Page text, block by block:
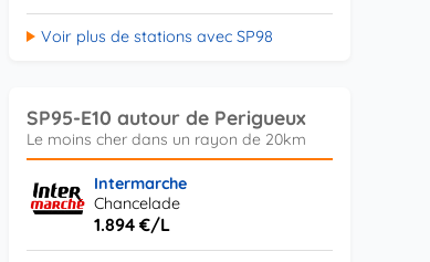
Voir plus de stations avec SP98
SP95-E10 autour de Perigueux
Intermarche
Chancelade
1.894 €/L